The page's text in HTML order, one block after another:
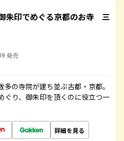
朱印でめぐる京都のお寺 三
発売
の寺院が建ち並ぶ古都・京都。
ぐり、御朱印を頂くのに役立つ一
詳細を見る